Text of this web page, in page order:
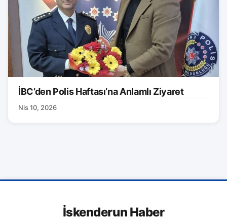
İBC’den Polis Haftası’na Anlamlı Ziyaret
Nis 10, 2026
İskenderun Haber